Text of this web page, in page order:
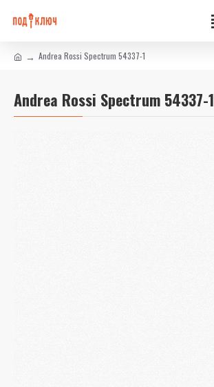
Andrea Rossi Spectrum 54337-1
Andrea Rossi Spectrum 54337-1